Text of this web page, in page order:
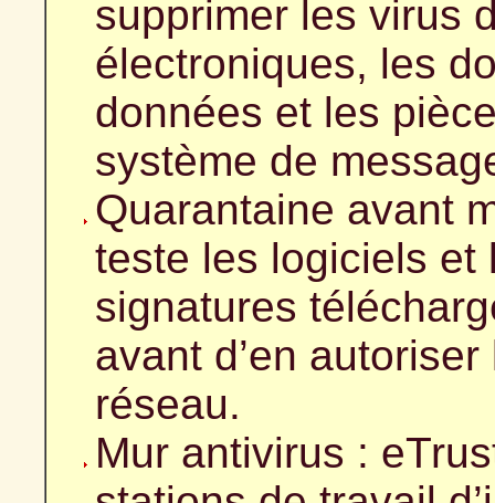
supprimer les virus
électroniques, les
données et les
système de
Quarantaine avant
teste les logiciels et
signatures
avant d’en
réseau.
Mur antivirus :